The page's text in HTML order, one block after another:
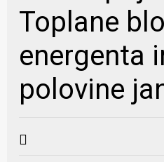
Toplane
energenta
polovine